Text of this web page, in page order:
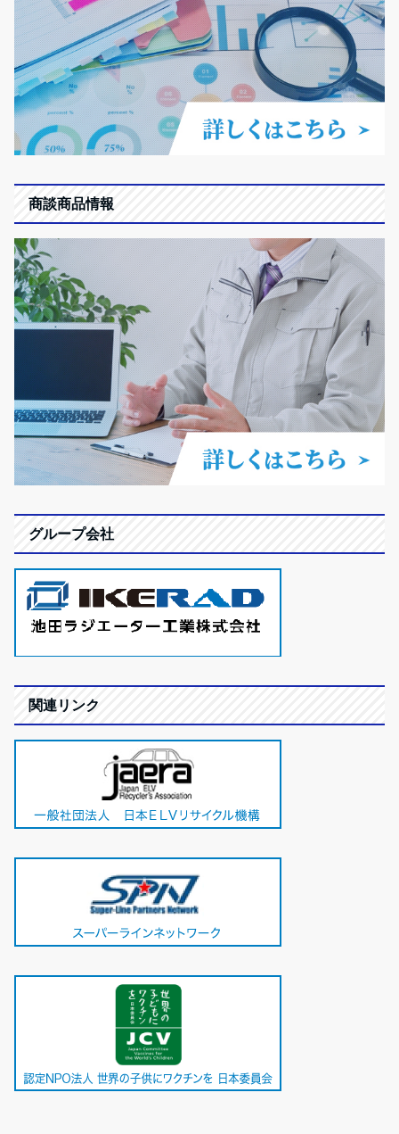
商談商品情報
グループ会社
関連リンク